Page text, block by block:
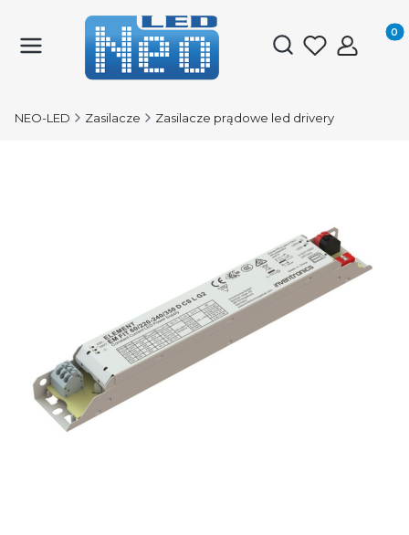
Otwórz
NEO-LED Zasilacze Zasilacze prądowe led drivery